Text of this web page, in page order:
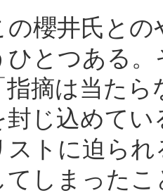
櫻井氏との
ひとつある
指摘は当た
封じ込めて
ストに迫ら
てしまったこ